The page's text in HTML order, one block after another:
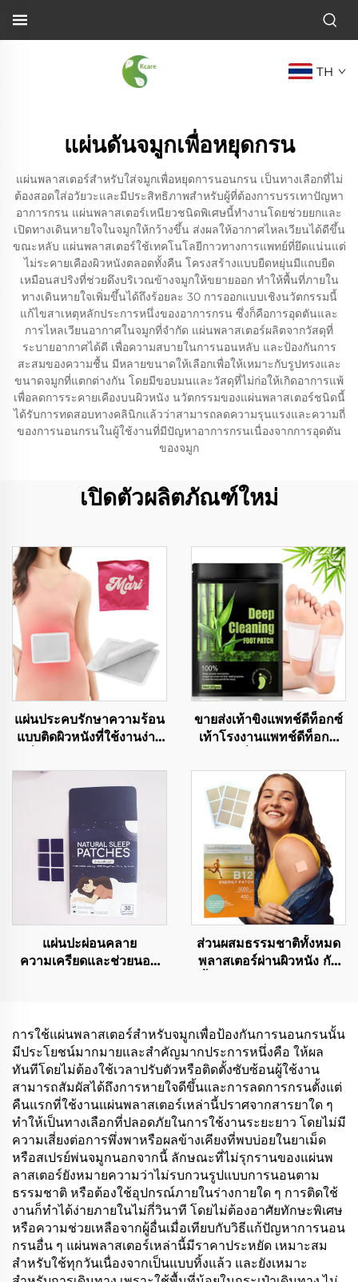
TH
แผ่นดันจมูกเพื่อหยุดกรน
แผ่นพลาสเตอร์สำหรับใส่จมูกเพื่อหยุดการนอนกรน เป็นทางเลือกที่ไม่
ต้องสอดใส่อวัยวะและมีประสิทธิภาพสำหรับผู้ที่ต้องการบรรเทาปัญหา
อาการกรน แผ่นพลาสเตอร์เหนียวชนิดพิเศษนี้ทำงานโดยช่วยยกและ
เปิดทางเดินหายใจในจมูกให้กว้างขึ้น ส่งผลให้อากาศไหลเวียนได้ดีขึ้น
ขณะหลับ แผ่นพลาสเตอร์ใช้เทคโนโลยีกาวทางการแพทย์ที่ยึดแน่นแต่
ไม่ระคายเคืองผิวหนังตลอดทั้งคืน โครงสร้างแบบยืดหยุ่นมีแถบยืด
เหมือนสปริงที่ช่วยดึงบริเวณข้างจมูกให้ขยายออก ทำให้พื้นที่ภายใน
ทางเดินหายใจเพิ่มขึ้นได้ถึงร้อยละ 30 การออกแบบเชิงนวัตกรรมนี้
แก้ไขสาเหตุหลักประการหนึ่งของอาการกรน ซึ่งก็คือการอุดตันและ
การไหลเวียนอากาศในจมูกที่จำกัด แผ่นพลาสเตอร์ผลิตจากวัสดุที่
ระบายอากาศได้ดี เพื่อความสบายในการนอนหลับ และป้องกันการ
สะสมของความชื้น มีหลายขนาดให้เลือกเพื่อให้เหมาะกับรูปทรงและ
ขนาดจมูกที่แตกต่างกัน โดยมีขอบมนและวัสดุที่ไม่ก่อให้เกิดอาการแพ้
เพื่อลดการระคายเคืองบนผิวหนัง นวัตกรรมของแผ่นพลาสเตอร์ชนิดนี้
ได้รับการทดสอบทางคลินิกแล้วว่าสามารถลดความรุนแรงและความถี่
ของการนอนกรนในผู้ใช้งานที่มีปัญหาอาการกรนเนื่องจากการอุดตัน
ของจมูก
เปิดตัวผลิตภัณฑ์ใหม่
แผ่นประคบรักษาความร้อน
แบบติดผิวหนังที่ใช้งานง่าย
บรรเทาอาการปวดประจำ
เดือนและ PMS
ขายส่งเท้าขิงแพทช์ดีท็อกซ์
เท้าโรงงานแพทช์ดีท็อกซ์
แผ่นปะผ่อนคลาย
ความเครียดและช่วยนอน
ส่วนผสมธรรมชาติทั้งหมด
พลาสเตอร์ผ่านผิวหนัง กัน
การใช้แผ่นพลาสเตอร์สำหรับจมูกเพื่อป้องกันการนอนกรนนั้น
มีประโยชน์มากมายและสำคัญมากประการหนึ่งคือ ให้ผล
ทันทีโดยไม่ต้องใช้เวลาปรับตัวหรือติดตั้งซับซ้อนผู้ใช้งาน
สามารถสัมผัสได้ถึงการหายใจดีขึ้นและการลดการกรนตั้งแต่
คืนแรกที่ใช้งานแผ่นพลาสเตอร์เหล่านี้ปราศจากสารยาใด ๆ
ทำให้เป็นทางเลือกที่ปลอดภัยในการใช้งานระยะยาว โดยไม่มี
ความเสี่ยงต่อการพึ่งพาหรือผลข้างเคียงที่พบบ่อยในยาเม็ด
หรือสเปรย์พ่นจมูกนอกจากนี้ ลักษณะที่ไม่รุกรานของแผ่นพ
ลาสเตอร์ยังหมายความว่าไม่รบกวนรูปแบบการนอนตาม
ธรรมชาติ หรือต้องใช้อุปกรณ์ภายในร่างกายใด ๆ การติดใช้
งานก็ทำได้ง่ายภายในไม่กี่วินาที โดยไม่ต้องอาศัยทักษะพิเศษ
หรือความช่วยเหลือจากผู้อื่นเมื่อเทียบกับวิธีแก้ปัญหาการนอน
กรนอื่น ๆ แผ่นพลาสเตอร์เหล่านี้มีราคาประหยัด เหมาะสม
สำหรับใช้ทุกวันเนื่องจากเป็นแบบทิ้งแล้ว และยังเหมาะ